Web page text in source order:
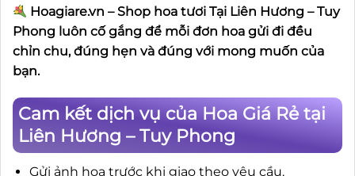
Hoagiare.vn – Shop hoa tươi Tại Liên Hương – Tuy
Phong luôn cố gắng để mỗi đơn hoa gửi đi đều
chỉn chu, đúng hẹn và đúng với mong muốn của
bạn.
Cam kết dịch vụ của Hoa Giá Rẻ tại
Liên Hương – Tuy Phong
Gửi ảnh hoa trước khi giao theo yêu cầu.